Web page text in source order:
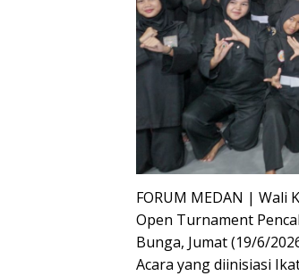
FORUM MEDAN | Wali
Open Turnament
Bunga, Jumat (19/6/
Acara yang diinisiasi